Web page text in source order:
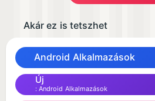
Akár ez is tetszhet
Android Alkalmazások
Új
Android Alkalmazások